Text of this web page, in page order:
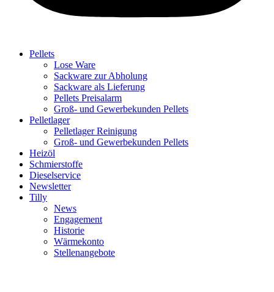
Pellets
Lose Ware
Sackware zur Abholung
Sackware als Lieferung
Pellets Preisalarm
Groß- und Gewerbekunden Pellets
Pelletlager
Pelletlager Reinigung
Groß- und Gewerbekunden Pellets
Heizöl
Schmierstoffe
Dieselservice
Newsletter
Tilly
News
Engagement
Historie
Wärmekonto
Stellenangebote